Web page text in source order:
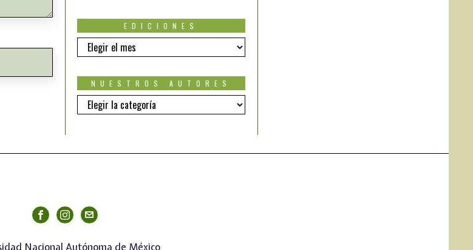
EDICIONES
EDICIONES
NUESTROS AUTORES
Nuestros
autores
Nacional Autónoma de México